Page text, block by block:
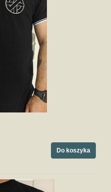
Do koszyka